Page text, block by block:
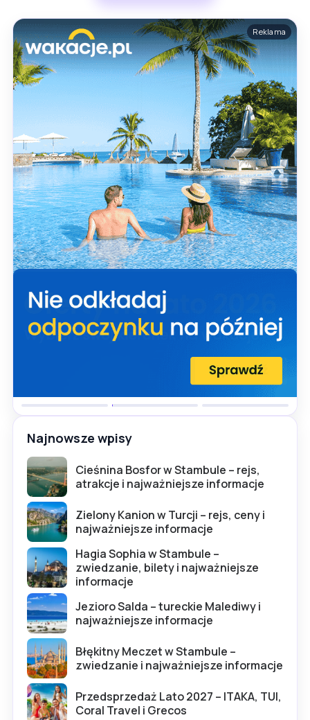
Reklama
Najnowsze wpisy
Cieśnina Bosfor w Stambule – rejs,
atrakcje i najważniejsze informacje
Zielony Kanion w Turcji – rejs, ceny i
najważniejsze informacje
Hagia Sophia w Stambule –
zwiedzanie, bilety i najważniejsze
informacje
Jezioro Salda – tureckie Malediwy i
najważniejsze informacje
Błękitny Meczet w Stambule –
zwiedzanie i najważniejsze informacje
Przedsprzedaż Lato 2027 – ITAKA, TUI,
Coral Travel i Grecos